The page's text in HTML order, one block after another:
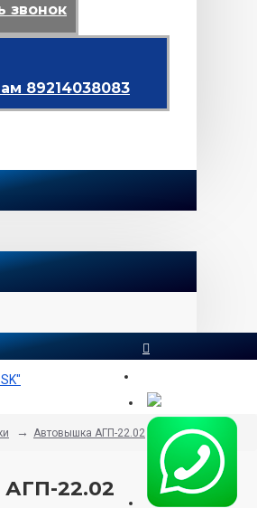
звонок
89214038083
Автовышка АГП-22.02
22.02